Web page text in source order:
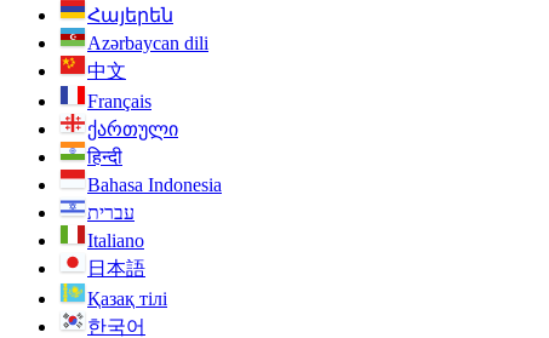
Հայերեն
Azərbaycan dili
中文
Français
ქართული
हिन्दी
Bahasa Indonesia
עברית
Italiano
日本語
Қазақ тілі
한국어